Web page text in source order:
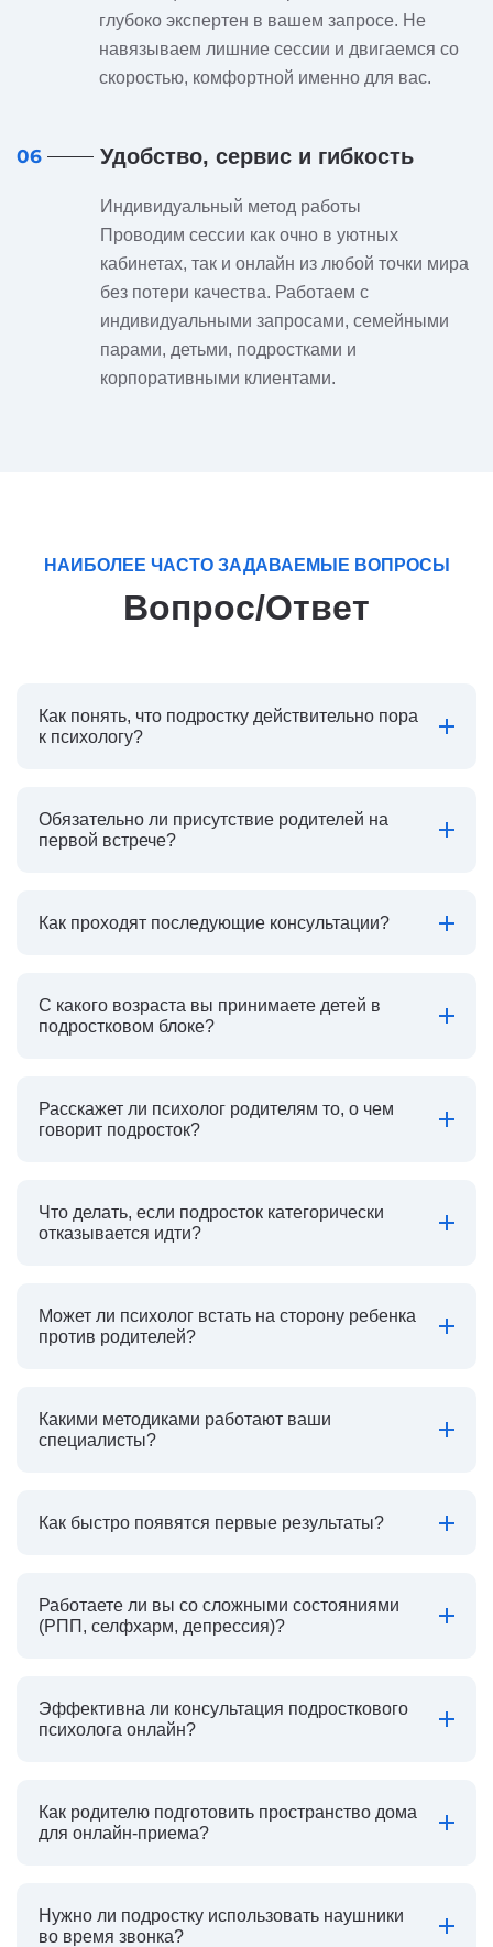
глубоко экспертен в вашем запросе. Не
навязываем лишние сессии и двигаемся со
скоростью, комфортной именно для вас.
06 Удобство, сервис и гибкость
Индивидуальный метод работы
Проводим сессии как очно в уютных
кабинетах, так и онлайн из любой точки мира
без потери качества. Работаем с
индивидуальными запросами, семейными
парами, детьми, подростками и
корпоративными клиентами.
НАИБОЛЕЕ ЧАСТО ЗАДАВАЕМЫЕ ВОПРОСЫ
Вопрос/Ответ
Как понять, что подростку действительно пора
к психологу?
Обязательно ли присутствие родителей на
первой встрече?
Как проходят последующие консультации?
С какого возраста вы принимаете детей в
подростковом блоке?
Расскажет ли психолог родителям то, о чем
говорит подросток?
Что делать, если подросток категорически
отказывается идти?
Может ли психолог встать на сторону ребенка
против родителей?
Какими методиками работают ваши
специалисты?
Как быстро появятся первые результаты?
Работаете ли вы со сложными состояниями
(РПП, селфхарм, депрессия)?
Эффективна ли консультация подросткового
психолога онлайн?
Как родителю подготовить пространство дома
для онлайн-приема?
Нужно ли подростку использовать наушники
во время звонка?